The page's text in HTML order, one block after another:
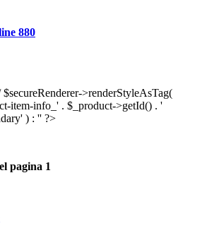
880
>renderStyleAsTag(
item-info_' . $_product->getId() . '
) : '' ?>
pagina 1